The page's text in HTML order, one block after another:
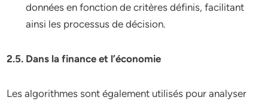
données en fonction de critères définis, facilitant
ainsi les processus de décision.
2.5. Dans la finance et l’économie
Les algorithmes sont également utilisés pour analyser